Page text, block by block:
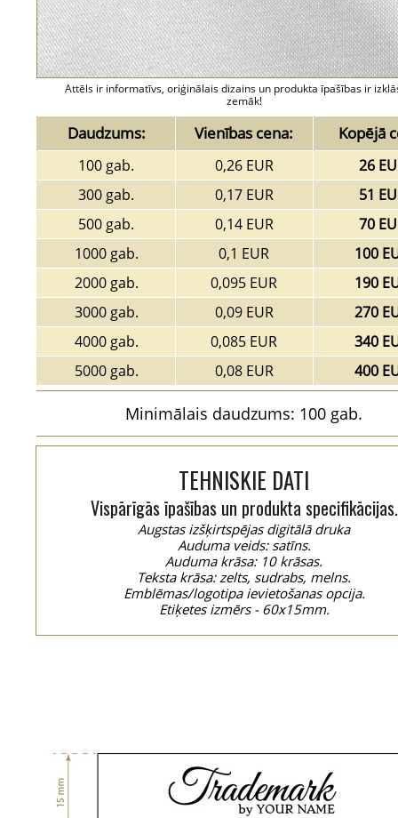
Attēls ir informatīvs, oriģinālais dizains un produkta īpašības ir
zemāk!
Daudzums: Vienības cena: Kopējā
100 gab. 0,26 EUR
26
300 gab.
0,17 EUR
51
500 gab.
0,14 EUR
70
1000 gab.
0,1 EUR
100
2000 gab.
0,095 EUR
190
3000 gab.
0,09 EUR
270
4000 gab.
0,085 EUR
340
5000 gab.
0,08 EUR 400
Minimālais daudzums: 100 gab.
TEHNISKIE DATI
Vispārīgās īpašības un produkta specifikācijas.
Augstas izšķirtspējas digitālā druka
Auduma veids: satīns.
Auduma krāsa: 10 krāsas.
Teksta krāsa: zelts, sudrabs, melns.
Emblēmas/logotipa ievietošanas opcija.
Etiķetes izmērs - 60x15mm.